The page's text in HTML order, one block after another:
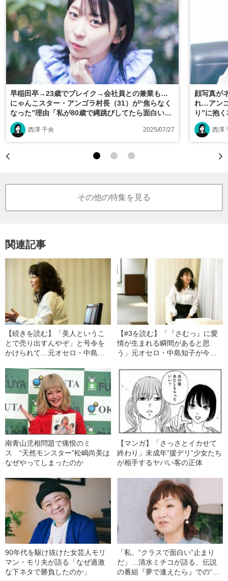
早稲田卒→23歳でブレイク→会社員との兼業も…
にゃんこスター・アンゴラ村長（31）が“焦らなく
なった”理由「私が80歳で縄跳びしてたら面白い気
がするって思ったんです」
西澤 千央 2025/07/27
顔写真が
れ…アン
り”に抱
で生きて
西澤
その他の特集を見る
関連記事
【続きを読む】「美人というこ
とで売り出すんやぞ」と号令を
かけられて…元オセロ・中島知
【#3を読む】「『さむっ』に愛
情が生まれる瞬間があると思
う」元オセロ・中島知子が今の
南青山児相問題で痛恨のミ
ス “天然モンスター”松嶋尚美は
なぜやってしまったのか
【マンガ】「さっさとイカせて
終わり」未成年”援デリ”少女たち
が相手するヤバい客の正体
90年代を駆け抜けた女芸人モリ
マン・モリ夫が語る「なぜ過激
な下ネタで勝負したのか」
「私、“クラスで面白い”止まり
だ」…清水ミチコが語る、伝説
の番組『夢で逢えたら』での“挫